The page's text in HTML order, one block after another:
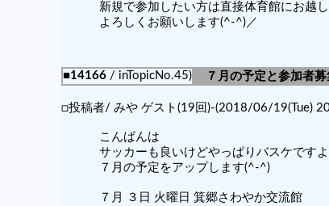
新規で参加したい方は直接体育館にお越
よろしくお願いします(^-^)／
■14166/ inTopicNo.45)
７月の予定と参加者募
□投稿者/ みや ゲスト(19回)-(2018/06/19(Tue)
こんばんは
サッカーも良いけどやっぱりバスケです
７月の予定をアップします(^-^)
７月 ３日 火曜日 箕郷さわやか交流館